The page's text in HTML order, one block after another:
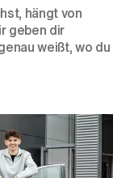
hängt von
geben dir
weißt, wo du